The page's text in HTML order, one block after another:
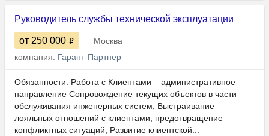
Руководитель службы технической эксплуатации
от 250 000
Москва
компания: Гарант-Партнер
Обязанности: Работа с Клиентами – административное
направление Сопровождение текущих объектов в части
обслуживания инженерных систем; Выстраивание
лояльных отношений с клиентами, предотвращение
конфликтных ситуаций; Развитие клиентской...